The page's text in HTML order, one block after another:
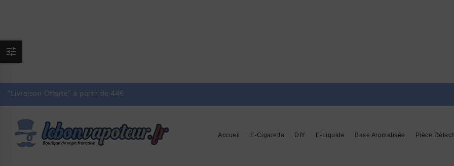

"Livraison Offerte" à partir de 44€
Accueil E-Cigarette DIY E-Liquide Base Aromatisée Pièce